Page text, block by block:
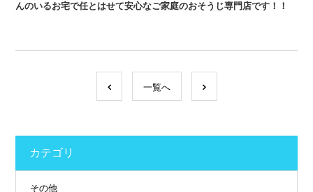
んのいるお宅で任とはせて安心なご家庭のおそうじ専門店です！！
一覧へ
カテゴリ
その他